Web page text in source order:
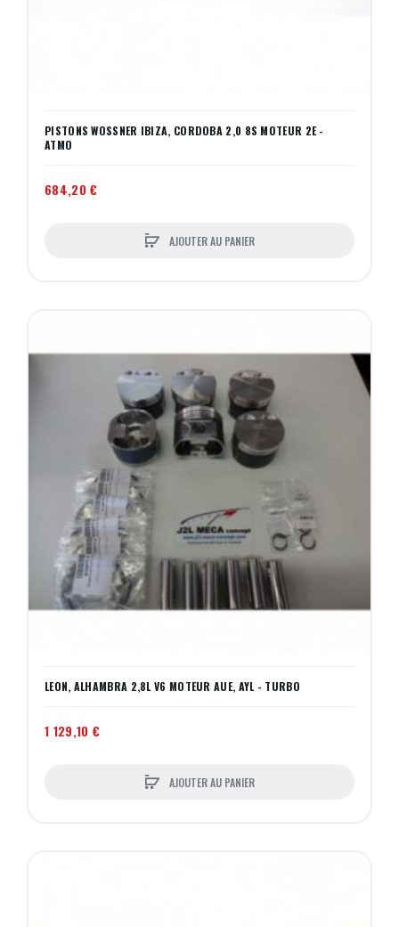
PISTONS WOSSNER IBIZA, CORDOBA 2,0 8S MOTEUR 2E -
ATMO
684,20 €
AJOUTER AU PANIER
LEON, ALHAMBRA 2,8L V6 MOTEUR AUE, AYL - TURBO
1 129,10 €
AJOUTER AU PANIER